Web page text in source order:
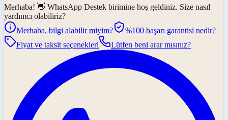
Merhaba! 👋 WhatsApp Destek birimine hoş geldiniz. Size nasıl
yardımcı olabiliriz?
Merhaba, bilgi alabilir miyim?
%100 başarı garantisi nedir?
Fiyat ve taksit seçenekleri
Lütfen beni arar mısınız?